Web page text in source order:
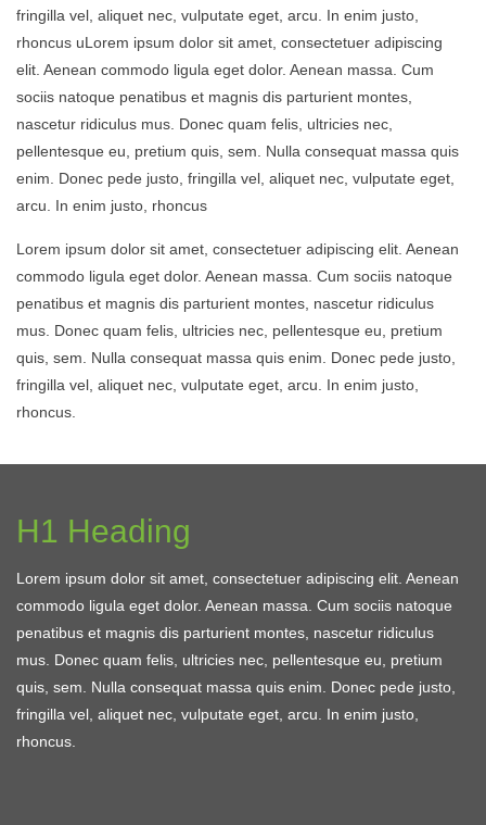
fringilla vel, aliquet nec, vulputate eget, arcu. In enim justo,
rhoncus uLorem ipsum dolor sit amet, consectetuer adipiscing
elit. Aenean commodo ligula eget dolor. Aenean massa. Cum
sociis natoque penatibus et magnis dis parturient montes,
nascetur ridiculus mus. Donec quam felis, ultricies nec,
pellentesque eu, pretium quis, sem. Nulla consequat massa quis
enim. Donec pede justo, fringilla vel, aliquet nec, vulputate eget,
arcu. In enim justo, rhoncus
Lorem ipsum dolor sit amet, consectetuer adipiscing elit. Aenean
commodo ligula eget dolor. Aenean massa. Cum sociis natoque
penatibus et magnis dis parturient montes, nascetur ridiculus
mus. Donec quam felis, ultricies nec, pellentesque eu, pretium
quis, sem. Nulla consequat massa quis enim. Donec pede justo,
fringilla vel, aliquet nec, vulputate eget, arcu. In enim justo,
rhoncus.
H1 Heading
Lorem ipsum dolor sit amet, consectetuer adipiscing elit. Aenean
commodo ligula eget dolor. Aenean massa. Cum sociis natoque
penatibus et magnis dis parturient montes, nascetur ridiculus
mus. Donec quam felis, ultricies nec, pellentesque eu, pretium
quis, sem. Nulla consequat massa quis enim. Donec pede justo,
fringilla vel, aliquet nec, vulputate eget, arcu. In enim justo,
rhoncus.